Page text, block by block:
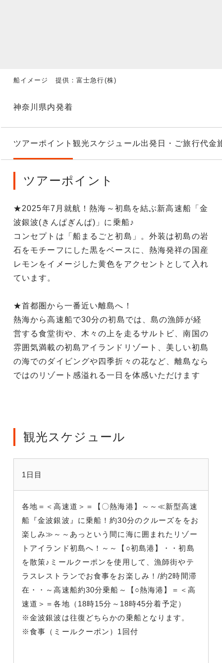
船イメージ 提供：富士急行(株)
神奈川県内発着
ツアーポイント 観光スケジュール出発日・ご旅行代金
ツアーポイント
★2025年7月就航！熱海～初島を結ぶ新高速船「金
波銀波(きんぱぎんぱ)」に乗船♪
コンセプトは「船まるごと初島」。外装は初島の岩
石をモチーフにした黒をベースに、熱海発祥の国産
レモンをイメージした黄色をアクセントとして入れ
ています。
★首都圏から一番近い離島へ！
熱海から高速船で30分の初島では、島の漁師が経
営する食堂街や、木々の上を走るサルトビ、南国の
雰囲気満載の初島アイランドリゾート、美しい初島
の海でのダイビングや四季折々の花など、離島なら
ではのリゾート感溢れる一日を体感いただけます
観光スケジュール
1日目
各地＝＜高速道＞＝【〇熱海港】～～≪新型高速
船『金波銀波』に乗船！約30分のクルーズををお
楽しみ≫～～あっという間に海に囲まれたリゾー
トアイランド初島へ！～～【○初島港】・・初島
を散策♪ミールクーポンを使用して、漁師街やテ
ラスレストランでお食事をお楽しみ！/約2時間滞
在・・～高速船約30分乗船～【○熱海港】＝＜高
速道＞＝各地（18時15分～18時45分着予定）
※金波銀波は往復どちらかの乗船となります。
※食事（ミールクーポン）1回付